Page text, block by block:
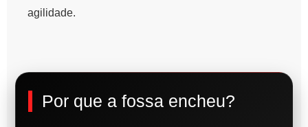
agilidade.
Por que a fossa encheu?